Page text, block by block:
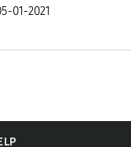
01-2021